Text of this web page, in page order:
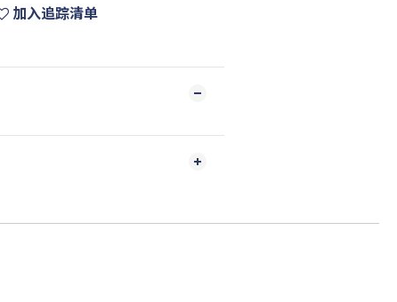
加入追踪清单